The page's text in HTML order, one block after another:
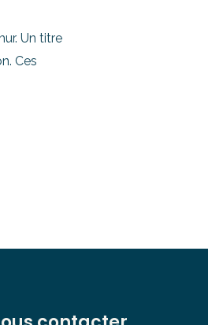
Un titre
Ces